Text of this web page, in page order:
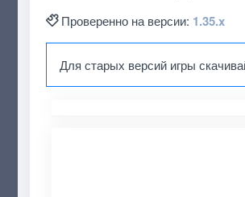
Проверенно на версии: 1.35.x
Для старых версий игры